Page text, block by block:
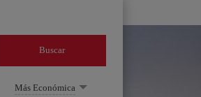
Buscar
Más Económica